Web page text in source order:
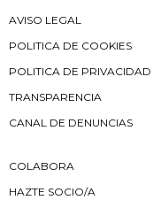
AVISO LEGAL
POLITICA DE COOKIES
POLITICA DE PRIVACIDAD
TRANSPARENCIA
CANAL DE DENUNCIAS
COLABORA
HAZTE SOCIO/A